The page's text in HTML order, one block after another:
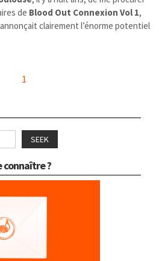
de Blood Out Connexion Vol 1,
clairement l’énorme potentiel
1
SEEK
connaître ?